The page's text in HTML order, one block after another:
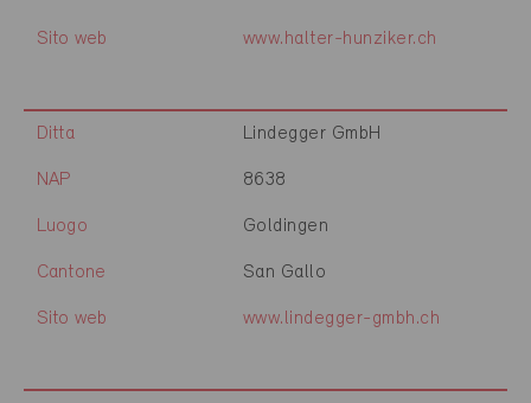
Sito web www.halter-hunziker.ch
Ditta Lindegger GmbH
NAP 8638
Luogo Goldingen
Cantone San Gallo
Sito web www.lindegger-gmbh.ch